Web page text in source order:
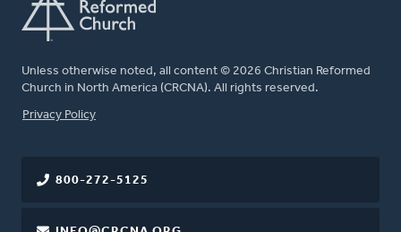
Unless otherwise noted, all content © 2026 Christian Reformed
Church in North America (CRCNA). All rights reserved.
FOOTER
Privacy Policy
800-272-5125